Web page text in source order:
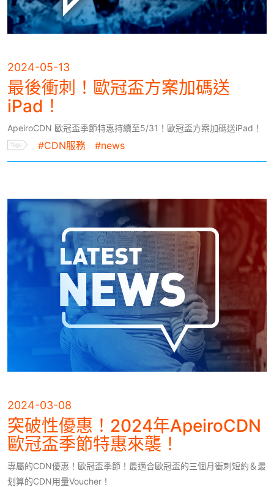
2024-05-13
最後衝刺！歐冠盃方案加碼送
iPad！
ApeiroCDN 歐冠盃季節特惠持續至5/31！歐冠盃方案加碼送iPad！
#CDN服務 #news
2024-03-08
突破性優惠！2024年ApeiroCDN
歐冠盃季節特惠來襲！
專屬的CDN優惠！歐冠盃季節！最適合歐冠盃的三個月衝刺短約＆最
划算的CDN用量Voucher！